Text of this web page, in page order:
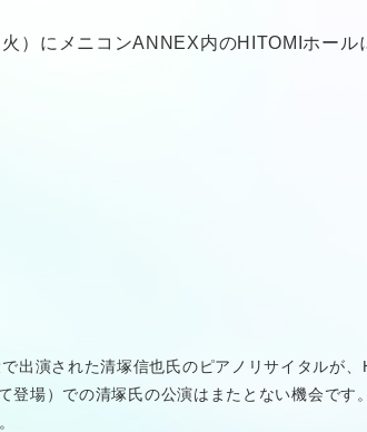
）にメニコンANNEX内のHITOMIホール
出演された清塚信也氏のピアノリサイタルが
場）での清塚氏の公演はまたとない機会です。